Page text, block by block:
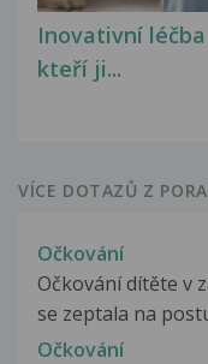
Inovativní
kteří ji...
VÍCE DOTAZŮ Z
Očkování
Očkování dítěte v
se zeptala na
Očkování